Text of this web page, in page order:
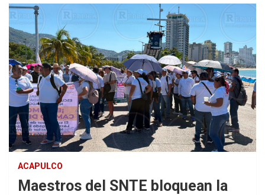
ACAPULCO
Maestros del SNTE bloquean la